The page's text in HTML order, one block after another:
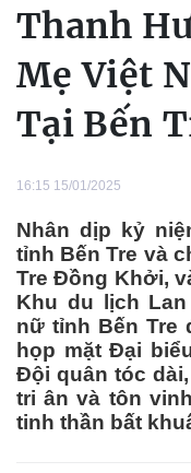
Thanh
Mẹ Việt
Tại Bến
16:15 15/01/2025
Nhân dịp kỷ
tỉnh Bến Tre và
Tre Đồng Khởi,
Khu du lịch
nữ tỉnh Bến Tre
họp mặt Đại
Đội quân tóc
tri ân và tôn
tinh thần bất